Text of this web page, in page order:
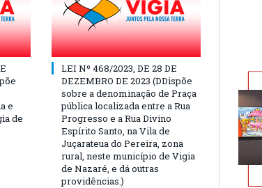
e
de
LEI Nº 468/2023, DE 28 DE
DEZEMBRO DE 2023 (DDispõe
sobre a denominação de Praça
pública localizada entre a Rua
Progresso e a Rua Divino
Espírito Santo, na Vila de
Juçarateua do Pereira, zona
rural, neste município de Vigia
de Nazaré, e dá outras
providências.)